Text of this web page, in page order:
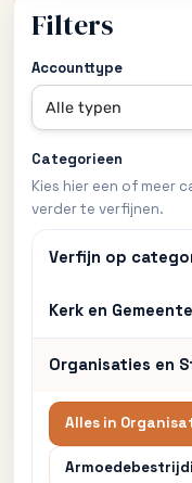
Filters
Accounttype
Categorieen
Kies hier een of meer
verder te verfijnen.
Verfijn op
Kerk en Gemeente
Organisaties en
Alles in